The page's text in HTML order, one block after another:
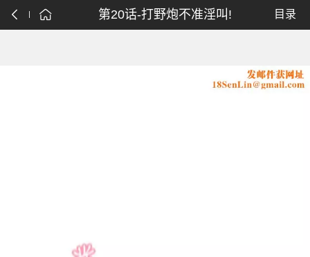
第20话-打野炮不准淫叫! 目录